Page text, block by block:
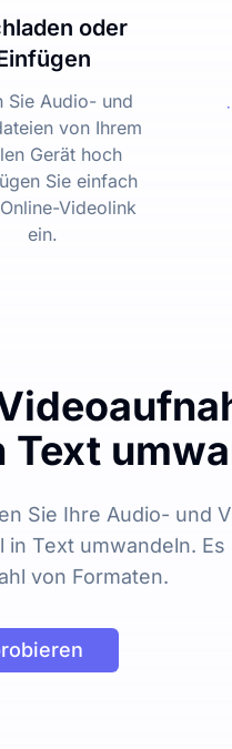
oder
Sie Audio- und
von Ihrem
Gerät hoch
Sie einfach
Videolink
ein.
Text
Sie Ihre Audio- und
Text umwandeln.
von Formaten.